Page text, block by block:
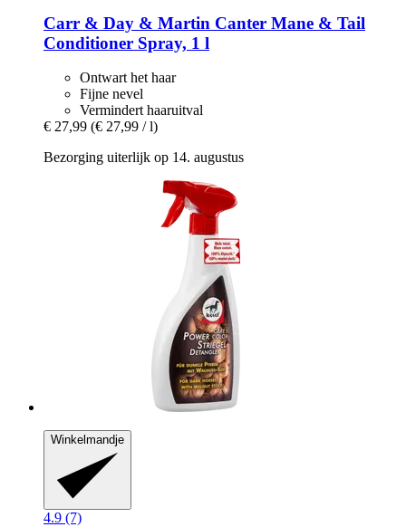
Carr & Day & Martin Canter Mane & Tail
Conditioner Spray, 1 l
Ontwart het haar
Fijne nevel
Vermindert haaruitval
€ 27,99 (€ 27,99 / l)
Bezorging uiterlijk op 14. augustus
Winkelmandje
4.9 (7)